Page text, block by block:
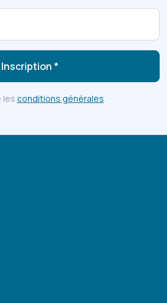
Inscription *
les conditions générales.